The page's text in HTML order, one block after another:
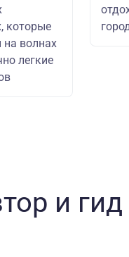
которые
на волнах
легкие
и гид